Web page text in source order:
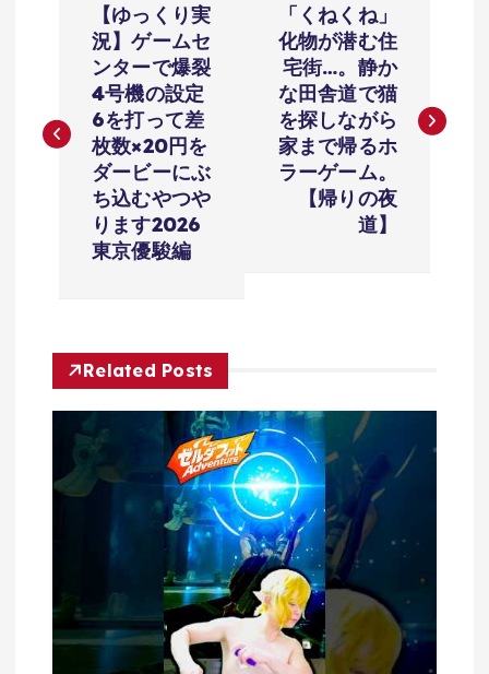
ビ
ョ
ン
【ゆっくり実
況】ゲームセ
ンターで爆裂
4号機の設定
6を打って差
枚数×20円を
ダービーにぶ
ち込むやつや
ります2026
東京優駿編
「くねくね」
化物が潜む住
宅街…。静か
な田舎道で猫
を探しながら
家まで帰るホ
ラーゲーム。
【帰りの夜
道】
Related Posts